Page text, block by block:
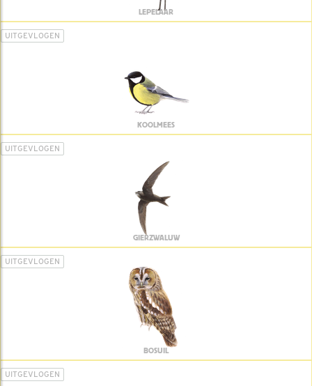
LEPELAAR
UITGEVLOGEN
KOOLMEES
UITGEVLOGEN
GIERZWALUW
UITGEVLOGEN
BOSUIL
UITGEVLOGEN